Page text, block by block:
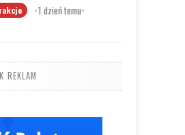
•1 dzień temu•
REKLAM